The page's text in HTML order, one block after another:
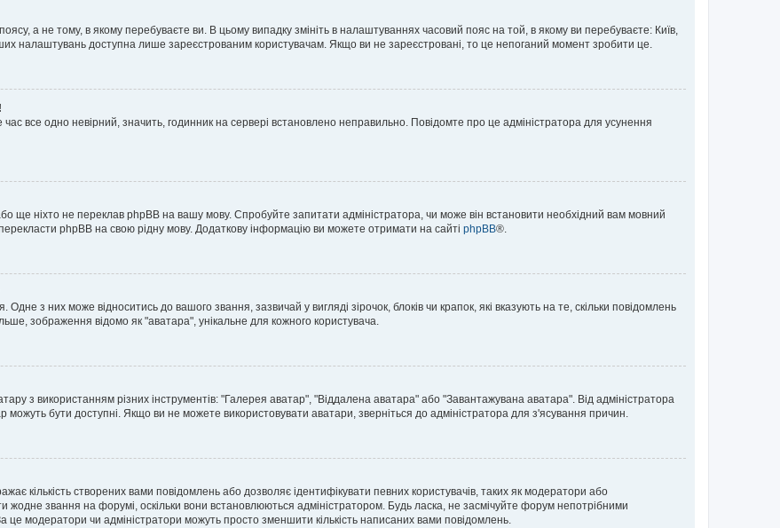
а не тому, в якому перебуваєте ви. В цьому випадку змініть в налаштуваннях часовий пояс на той, в якому ви перебуваєте: Київ,
налаштувань доступна лише зареєстрованим користувачам. Якщо ви не зареєстровані, то це непоганий момент зробити це.
все одно невірний, значить, годинник на сервері встановлено неправильно. Повідомте про це адміністратора для усунення
ще ніхто не переклав phpBB на вашу мову. Спробуйте запитати адміністратора, чи може він встановити необхідний вам мовний
phpBB на свою рідну мову. Додаткову інформацію ви можете отримати на сайті phpBB®.
з них може відноситись до вашого звання, зазвичай у вигляді зірочок, блоків чи крапок, які вказують на те, скільки повідомлень
зображення відомо як "аватара", унікальне для кожного користувача.
з використанням різних інструментів: "Галерея аватар", "Віддалена аватара" або "Завантажувана аватара". Від адміністратора
бути доступні. Якщо ви не можете використовувати аватари, зверніться до адміністратора для з'ясування причин.
кількість створених вами повідомлень або дозволяє ідентифікувати певних користувачів, таких як модератори або
жодне звання на форумі, оскільки вони встановлюються адміністратором. Будь ласка, не засмічуйте форум непотрібними
модератори чи адміністратори можуть просто зменшити кількість написаних вами повідомлень.